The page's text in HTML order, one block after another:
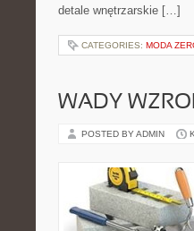
detale wnętrzarskie […]
CATEGORIES: MODA
WADY
POSTED BY ADMIN